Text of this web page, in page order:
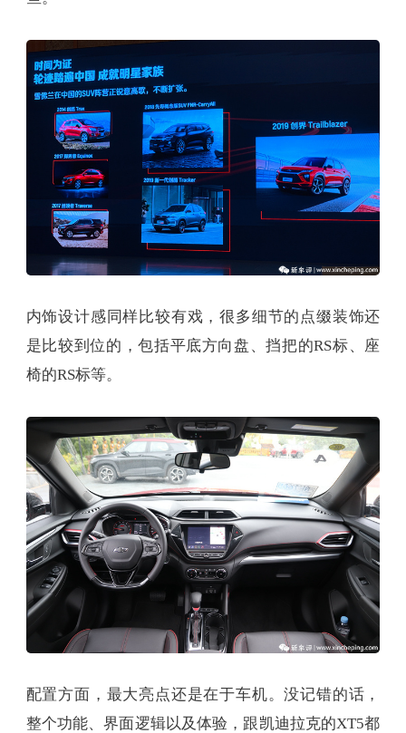
内饰设计感同样比较有戏，很多细节的点缀装饰还
是比较到位的，包括平底方向盘、挡把的RS标、座
椅的RS标等。
配置方面，最大亮点还是在于车机。没记错的话，
整个功能、界面逻辑以及体验，跟凯迪拉克的XT5都